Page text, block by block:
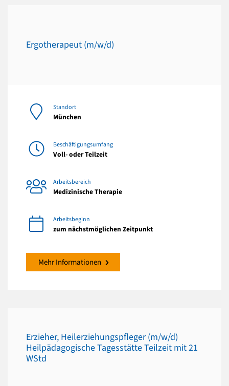
Ergotherapeut (m/w/d)
Standort
München
Beschäftigungsumfang
Voll- oder Teilzeit
Arbeitsbereich
Medizinische Therapie
Arbeitsbeginn
zum nächstmöglichen Zeitpunkt
Mehr Informationen
Erzieher, Heilerziehungspfleger (m/w/d)
Heilpädagogische Tagesstätte Teilzeit mit 21
WStd